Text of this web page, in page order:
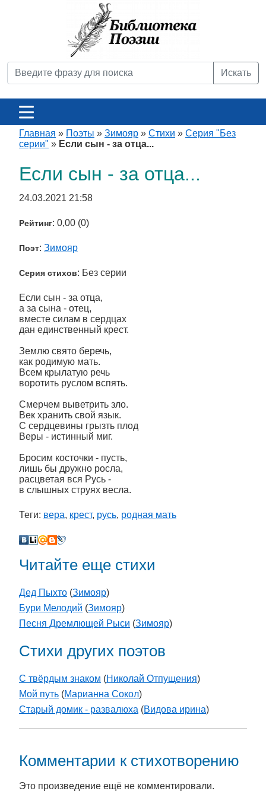
Искать
Главная » Поэты » Зимояр » Стихи » Серия "Без
серии" » Если сын - за отца...
Если сын - за отца...
24.03.2021 21:58
Рейтинг: 0,00 (0)
Поэт: Зимояр
Серия стихов: Без серии
Если сын - за отца,
а за сына - отец,
вместе силам в сердцах
дан единственный крест.
Землю свято беречь,
как родимую мать.
Всем крылатую речь
воротить руслом вспять.
Смерчем выветрить зло.
Век хранить свой язык.
С сердцевины грызть плод
Веры - истинный миг.
Бросим косточки - пусть,
лишь бы дружно росла,
расцветая вся Русь -
в слышных струях весла.
Теги: вера, крест, русь, родная мать
Читайте еще стихи
Дед Пыхто (Зимояр)
Бури Мелодий (Зимояр)
Песня Дремлющей Рыси (Зимояр)
Стихи других поэтов
С твёрдым знаком (Николай Отпущения)
Мой путь (Марианна Сокол)
Старый домик - развалюха (Видова ирина)
Комментарии к стихотворению
Это произведение ещё не комментировали.